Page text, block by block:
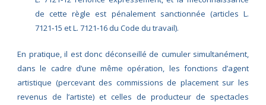
de cette règle est pénalement sanctionnée (articles L.
7121‑15 et L. 7121‑16 du Code du travail).
En pratique, il est donc déconseillé de cumuler simultanément,
dans le cadre d’une même opération, les fonctions d’agent
artistique (percevant des commissions de placement sur les
revenus de l’artiste) et celles de producteur de spectacles